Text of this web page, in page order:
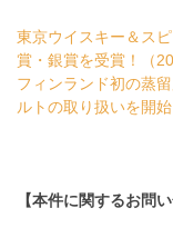
東京ウイスキー＆ス
賞・銀賞を受賞！（
フィンランド初の蒸
ルトの取り扱いを開
【本件に関するお問